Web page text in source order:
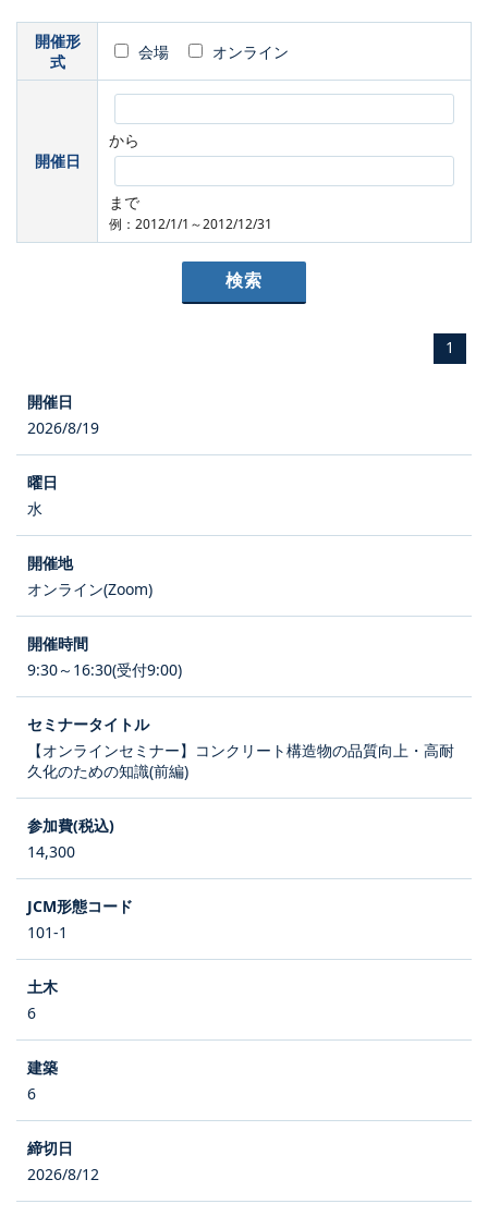
開催形
式
会場 オンライン
開催日
から
まで
例：2012/1/1～2012/12/31
1
2026/8/19
水
オンライン(Zoom)
9:30～16:30(受付9:00)
【オンラインセミナー】コンクリート構造物の品質向上・高耐
久化のための知識(前編)
14,300
101-1
6
6
2026/8/12